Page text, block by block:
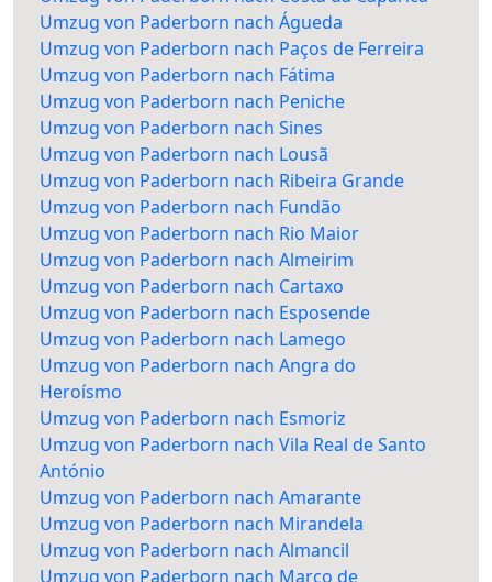
Umzug von Paderborn nach Águeda
Umzug von Paderborn nach Paços de Ferreira
Umzug von Paderborn nach Fátima
Umzug von Paderborn nach Peniche
Umzug von Paderborn nach Sines
Umzug von Paderborn nach Lousã
Umzug von Paderborn nach Ribeira Grande
Umzug von Paderborn nach Fundão
Umzug von Paderborn nach Rio Maior
Umzug von Paderborn nach Almeirim
Umzug von Paderborn nach Cartaxo
Umzug von Paderborn nach Esposende
Umzug von Paderborn nach Lamego
Umzug von Paderborn nach Angra do
Heroísmo
Umzug von Paderborn nach Esmoriz
Umzug von Paderborn nach Vila Real de Santo
António
Umzug von Paderborn nach Amarante
Umzug von Paderborn nach Mirandela
Umzug von Paderborn nach Almancil
Umzug von Paderborn nach Marco de